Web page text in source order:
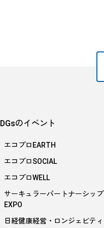
のイベント
エコプロEARTH
エコプロSOCIAL
エコプロWELL
サーキュラーパートナーシップ
EXPO
日経健康経営・ロンジェビティ